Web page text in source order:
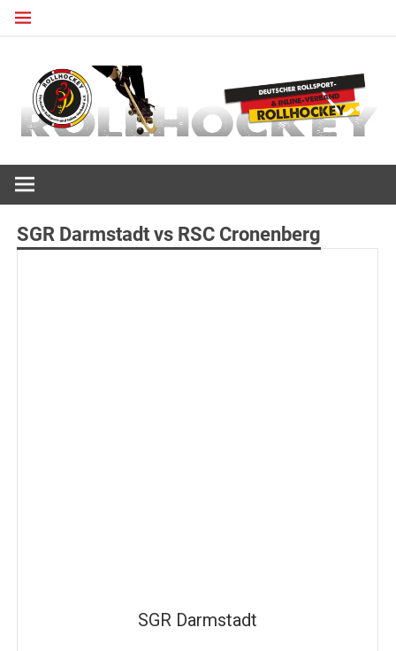
Zum
SGR Darmstadt vs RSC Cronenberg
SGR Darmstadt